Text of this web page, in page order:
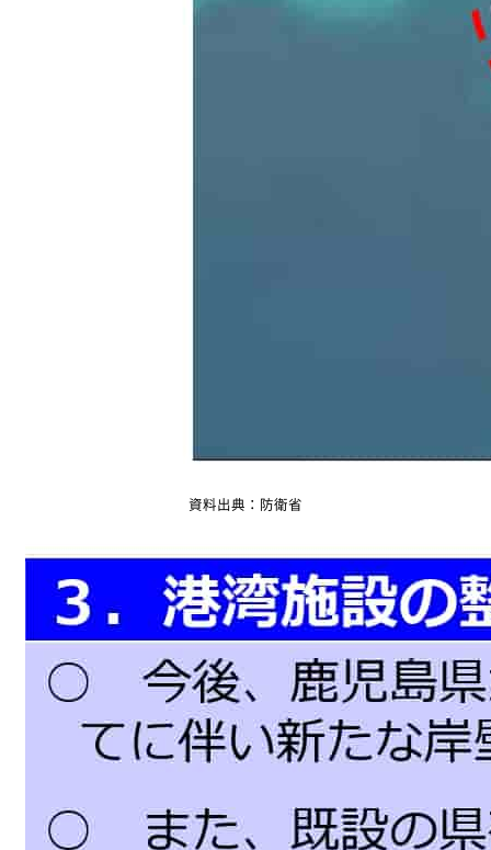
資料出典：防衛省